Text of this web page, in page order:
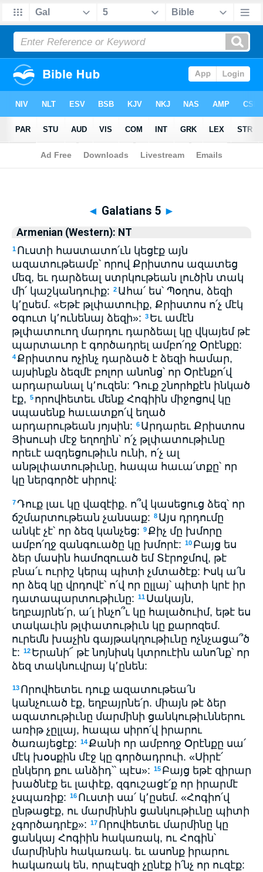
Biblia>Armenian (Western): NT > Galatians 5
◄ Galatians 5 ►
Armenian (Western): NT
1 Ուստի հաստատո՛ւն կեցէք այն
ազատութեամբ՝ որով Քրիստոս ազատեց
մեզ, եւ դարձեալ ստրկութեան լուծին տակ
մի՛ կաշկանդուիք: 2 Ահա՛ ես՝ Պօղոս, ձեզի
կ՚ըսեմ. «Եթէ թլփատուիք, Քրիստոս ո՛չ մէկ
օգուտ կ՚ունենայ ձեզի»: 3 Եւ ամէն
թլփատուող մարդու դարձեալ կը վկայեմ թէ
պարտաւոր է գործադրել ամբո՛ղջ Օրէնքը:
4Քրիստոս ոչինչ դարձած է ձեզի համար,
այսինքն ձեզմէ բոլոր անոնց՝ որ Օրէնքո՛վ
արդարանալ կ՚ուզեն: Դուք շնորհքէն ինկած
էք, 5 որովհետեւ մենք Հոգիին միջոցով կը
սպասենք հաւատքո՛վ եղած
արդարութեան յոյսին: 6 Արդարեւ Քրիստոս
Յիսուսի մէջ եղողին՝ ո՛չ թլփատութիւնը
որեւէ ազդեցութիւն ունի, ո՛չ ալ
անթլփատութիւնը, հապա հաւա՛տքը՝ որ
կը ներգործէ սիրով:
7Դուք լաւ կը վազէիք. ո՞վ կասեցուց ձեզ՝ որ
ճշմարտութեան չանսաք: 8 Այս դրդումը
անկէ չէ՝ որ ձեզ կանչեց: 9Քիչ մը խմորը
ամբո՛ղջ զանգուածը կը խմորէ: 10 Բայց ես
ձեր մասին համոզուած եմ Տէրոջմով, թէ
բնա՛ւ ուրիշ կերպ պիտի չմտածէք: Իսկ ա՛ն
որ ձեզ կը վրդովէ՝ ո՛վ որ ըլլայ՝ պիտի կրէ իր
դատապարտութիւնը: 11 Սակայն,
եղբայրնե՛ր, ա՛լ ինչո՞ւ կը հալածուիմ, եթէ ես
տակաւին թլփատութիւն կը քարոզեմ.
ուրեմն խաչին գայթակղութիւնը ոչնչացա՞ծ
է: 12 Երանի՜ թէ նոյնիսկ կտրուէին անո՛նք՝ որ
ձեզ տակնուվրայ կ՚ընեն:
13 Որովհետեւ դուք ազատութեա՛ն
կանչուած էք, եղբայրնե՛ր. միայն թէ ձեր
ազատութիւնը մարմինի ցանկութիւններու
առիթ չըլլայ, հապա սիրո՛վ իրարու
ծառայեցէք: 14Քանի որ ամբողջ Օրէնքը սա՛
մէկ խօսքին մէջ կը գործադրուի. «Սիրէ՛
ընկերդ քու անձիդ՝՝ պէս»: 15 Բայց եթէ զիրար
խածնէք եւ լափէք, զգուշացէ՛ք որ իրարմէ
չսպառիք: 16 Ուստի սա՛ կ՚ըսեմ. «Հոգիո՛վ
ընթացէք, ու մարմինին ցանկութիւնը պիտի
չգործադրէք»: 17 Որովհետեւ մարմինը կը
ցանկայ Հոգիին հակառակ, ու Հոգին՝
մարմինին հակառակ. եւ ասոնք իրարու
հակառակ են, որպէսզի չընէք ի՛նչ որ ուզէք: